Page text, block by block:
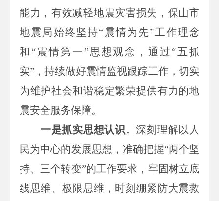
能力，有效减轻地震灾害损失，保山市
地震局始终坚持“震情为先”工作理念
和“震情第一”思想观念，通过“五抓
实”，持续做好震情监视跟踪工作， 切实
为维护社会和谐稳定繁荣提供有力的地
震安全服务保障。
一是抓实思想认识。深刻理解以人
民为中心的发展思想，准确把握“两个坚
持、三个转变”的工作要求， 牢固树立底
线思维、极限思维，时刻绷紧防大震救